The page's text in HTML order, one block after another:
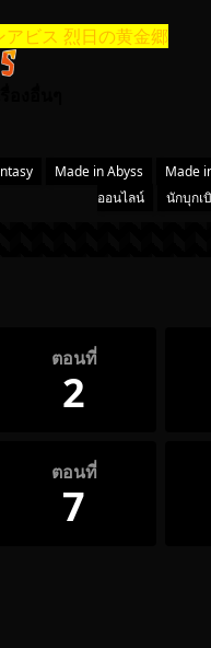
ビス 烈日の黄金郷
Made in Abyss Made
ออนไลน์
นักบุกเ
ตอนที่
2
ตอนที่
7